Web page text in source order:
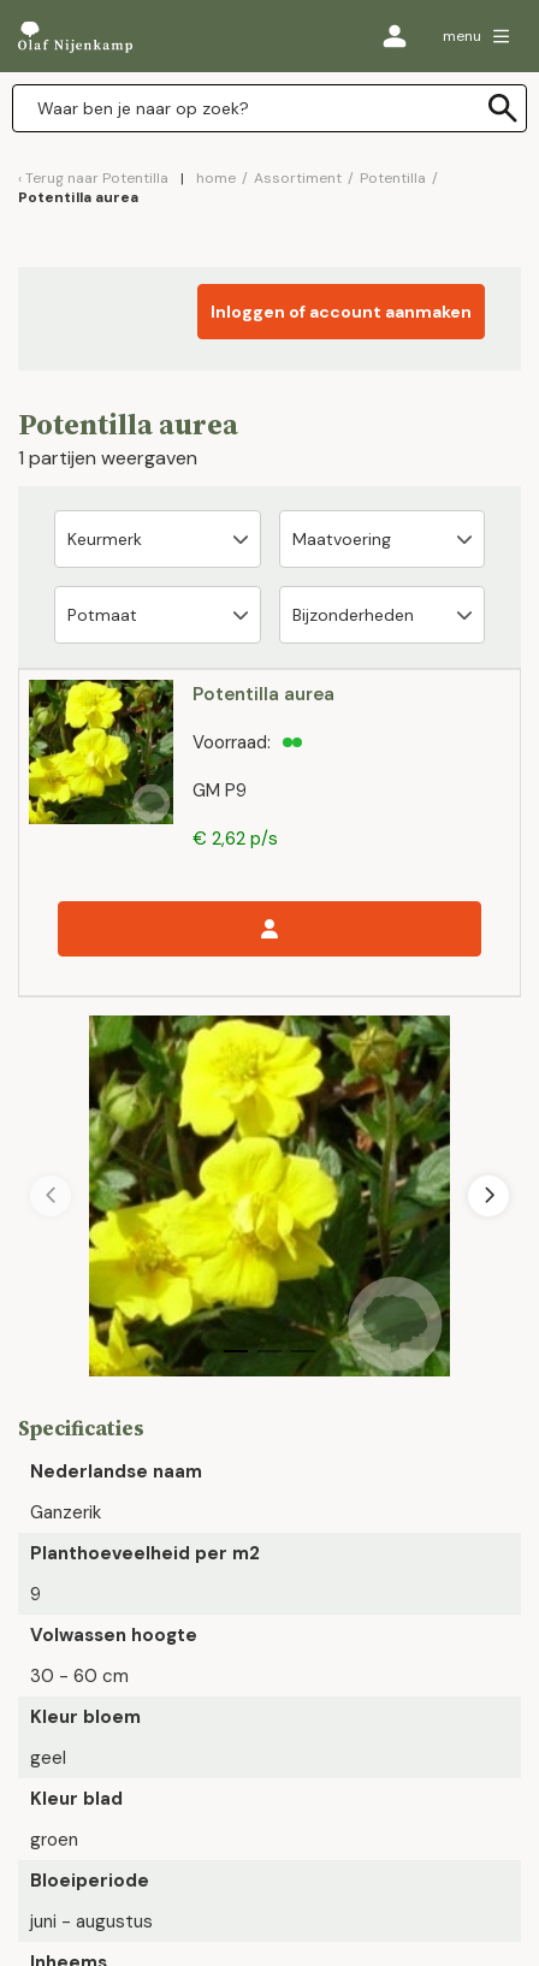
menu
Terug naar Potentilla home / Assortiment / Potentilla /
Potentilla aurea
Inloggen of account aanmaken
Potentilla aurea
1 partijen weergaven
Potentilla aurea
GM P9
Voorraad:
€ 2,62 p/s
Specificaties
Nederlandse naam
Ganzerik
Planthoeveelheid per m2
9
Volwassen hoogte
30 - 60 cm
Kleur bloem
geel
Kleur blad
groen
Bloeiperiode
juni - augustus